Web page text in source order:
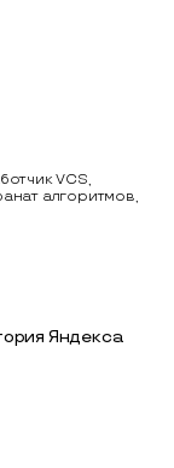
VCS,
алгоритмов,
Яндекса